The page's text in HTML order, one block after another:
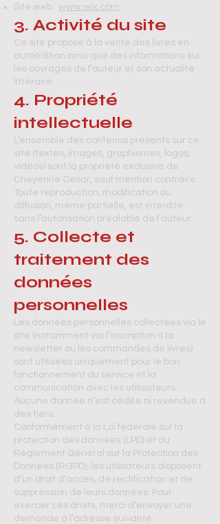
Site web : www.wix.com
3. Activité du site
Ce site propose à la vente des livres en
autoédition ainsi que des informations sur
les ouvrages de l’auteur et son actualité
littéraire.
4. Propriété
intellectuelle
L’ensemble des contenus présents sur ce
site (textes, images, graphismes, logos,
vidéos) sont la propriété exclusive de
Cheyenne César, sauf mention contraire.
Toute reproduction, modification ou
diffusion, même partielle, est interdite
sans l’autorisation préalable de l’auteur.
5. Collecte et
traitement des
données
personnelles
Les données personnelles collectées via le
site (notamment via l’inscription à la
newsletter ou les commandes de livres)
sont utilisées uniquement pour le bon
fonctionnement du service et la
communication avec les utilisateurs.
Aucune donnée n’est cédée ni revendue à
des tiers.
Conformément à la Loi fédérale sur la
protection des données (LPD) et au
Règlement Général sur la Protection des
Données (RGPD), les utilisateurs disposent
d’un droit d’accès, de rectification et de
suppression de leurs données. Pour
exercer ces droits, merci d’envoyer une
demande à l’adresse suivante :